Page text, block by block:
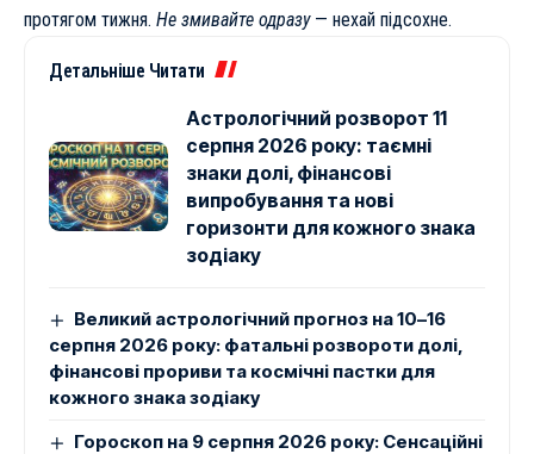
протягом тижня. Не змивайте одразу— нехай підсохне.
Детальніше Читати
Астрологічний розворот 11
серпня 2026 року: таємні
знаки долі, фінансові
випробування та нові
горизонти для кожного знака
зодіаку
Великий астрологічний прогноз на 10–16
серпня 2026 року: фатальні розвороти долі,
фінансові прориви та космічні пастки для
кожного знака зодіаку
Гороскоп на 9 серпня 2026 року: Сенсаційні